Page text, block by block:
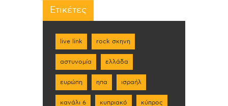
Ετικέτες
live link rock σκηνη
αστυνομία ελλάδα
ευρώπη ηπα ισραήλ
κανάλι 6 κυπριακό κύπρος